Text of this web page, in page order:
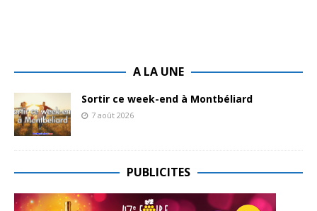
A LA UNE
Sortir ce week-end à Montbéliard
7 août 2026
PUBLICITES